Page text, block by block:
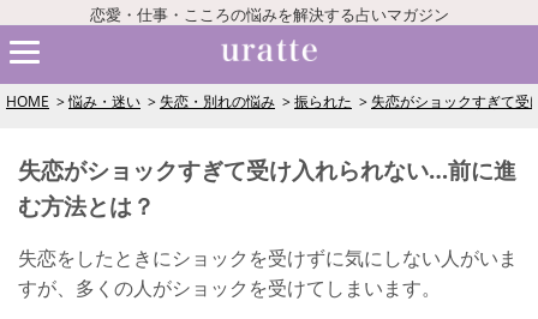
恋愛・仕事・こころの悩みを解決する占いマガジン
HOME 悩み・迷い 失恋・別れの悩み 振られた 失恋がショックすぎて
失恋がショックすぎて受け入れられない…前に進
む方法とは？
失恋をしたときにショックを受けずに気にしない人がいま
すが、多くの人がショックを受けてしまいます。